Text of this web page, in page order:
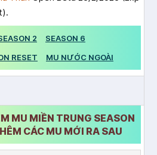
2
SEASON 6
RESET MU NƯỚC NGOÀI
MU MIỀN TRUNG SEASON
CÁC MU MỚI RA SAU